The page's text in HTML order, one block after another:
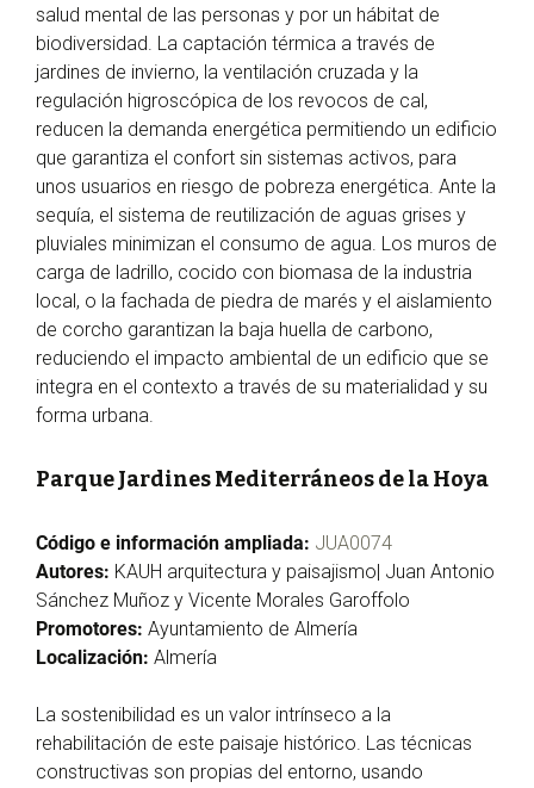
salud mental de las personas y por un hábitat de
biodiversidad. La captación térmica a través de
jardines de invierno, la ventilación cruzada y la
regulación higroscópica de los revocos de cal,
reducen la demanda energética permitiendo un edificio
que garantiza el confort sin sistemas activos, para
unos usuarios en riesgo de pobreza energética. Ante la
sequía, el sistema de reutilización de aguas grises y
pluviales minimizan el consumo de agua. Los muros de
carga de ladrillo, cocido con biomasa de la industria
local, o la fachada de piedra de marés y el aislamiento
de corcho garantizan la baja huella de carbono,
reduciendo el impacto ambiental de un edificio que se
integra en el contexto a través de su materialidad y su
forma urbana.
Parque Jardines Mediterráneos de la Hoya
Código e información ampliada: JUA0074
Autores: KAUH arquitectura y paisajismo| Juan Antonio
Sánchez Muñoz y Vicente Morales Garoffolo
Promotores: Ayuntamiento de Almería
Localización: Almería
La sostenibilidad es un valor intrínseco a la
rehabilitación de este paisaje histórico. Las técnicas
constructivas son propias del entorno, usando